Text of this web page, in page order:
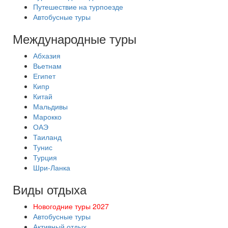
Путешествие на турпоезде
Автобусные туры
Международные туры
Абхазия
Вьетнам
Египет
Кипр
Китай
Мальдивы
Марокко
ОАЭ
Таиланд
Тунис
Турция
Шри-Ланка
Виды отдыха
Новогодние туры 2027
Автобусные туры